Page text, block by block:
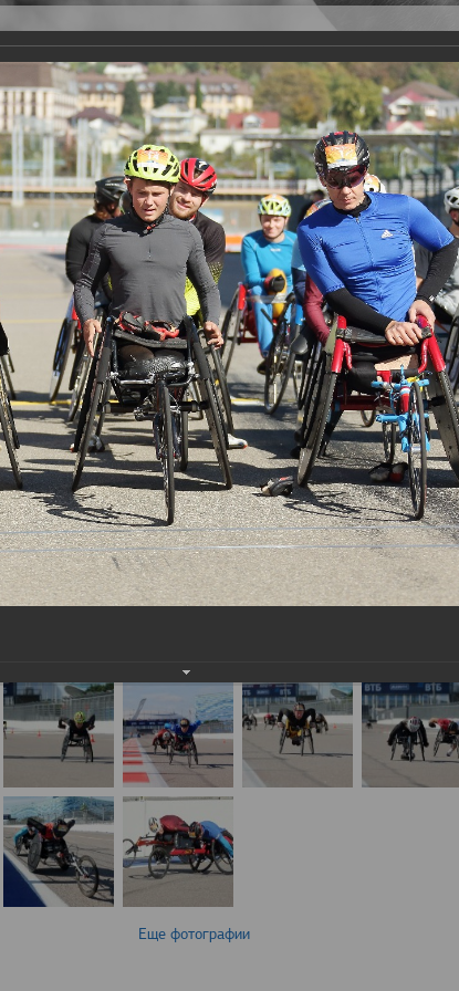
Задать вопрос
Версия для слабовидящих
Деятельность Базы данных
Еще фотографии